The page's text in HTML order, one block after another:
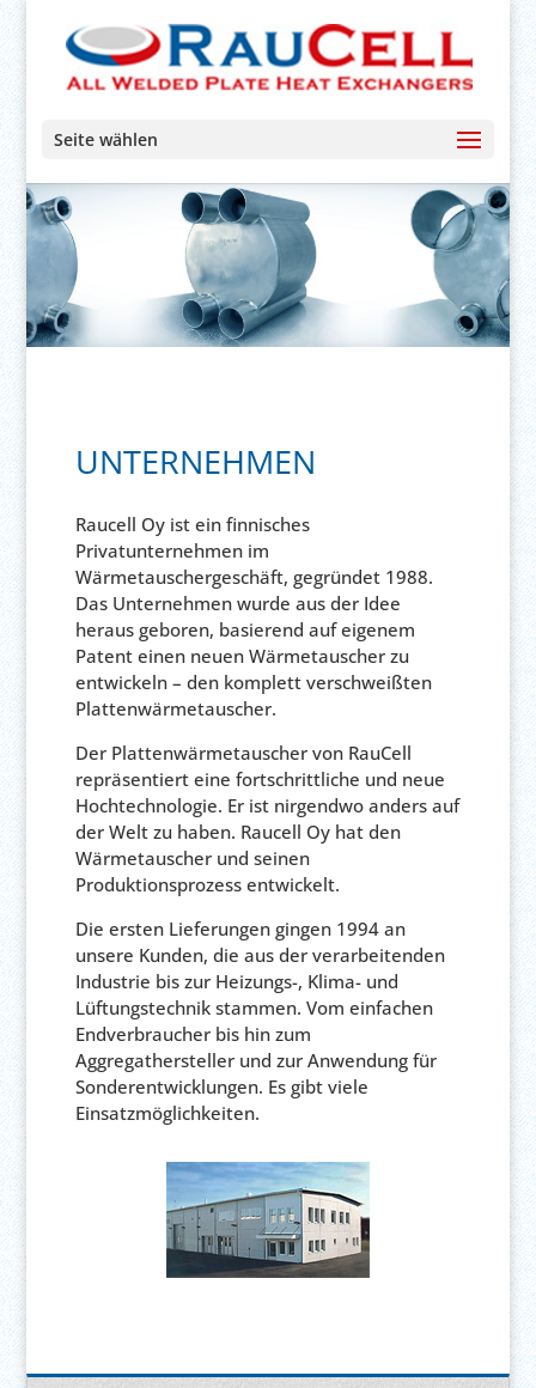
Seite wählen
UNTERNEHMEN
Raucell Oy ist ein finnisches
Privatunternehmen im
Wärmetauschergeschäft, gegründet 1988.
Das Unternehmen wurde aus der Idee
heraus geboren, basierend auf eigenem
Patent einen neuen Wärmetauscher zu
entwickeln – den komplett verschweißten
Plattenwärmetauscher.
Der Plattenwärmetauscher von RauCell
repräsentiert eine fortschrittliche und neue
Hochtechnologie. Er ist nirgendwo anders auf
der Welt zu haben. Raucell Oy hat den
Wärmetauscher und seinen
Produktionsprozess entwickelt.
Die ersten Lieferungen gingen 1994 an
unsere Kunden, die aus der verarbeitenden
Industrie bis zur Heizungs-, Klima- und
Lüftungstechnik stammen. Vom einfachen
Endverbraucher bis hin zum
Aggregathersteller und zur Anwendung für
Sonderentwicklungen. Es gibt viele
Einsatzmöglichkeiten.